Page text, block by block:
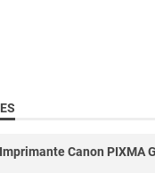
Canon PIXMA